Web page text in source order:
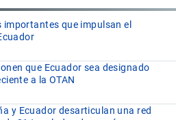
que impulsan el
que Ecuador sea designado
a la OTAN
y Ecuador desarticulan una red